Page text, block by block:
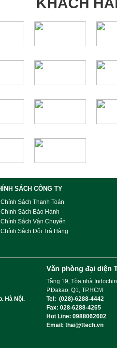
SÁCH CÔNG TY
Chính Sách Thanh Toán
Chính Sách Bảo Hành
Chính Sách Vận Chuyển
Chính Sách Đổi Trả Hàng
Hà Nội.
Văn phòng đại diện
Tầng 19, Tòa nhà
P.Đakao, Q1, TP.HCM
Tel: (028)-6288-4442
Fax: 028-6288-4265
Hot Line: 0988062602
Email: thai@ttech.vn